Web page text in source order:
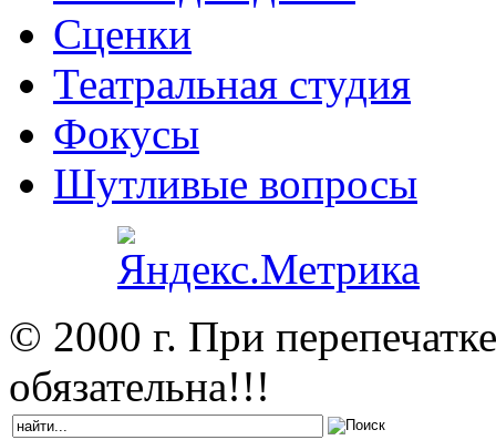
Сценки
Театральная студия
Фокусы
Шутливые вопросы
© 2000 г. При
обязательна!!!